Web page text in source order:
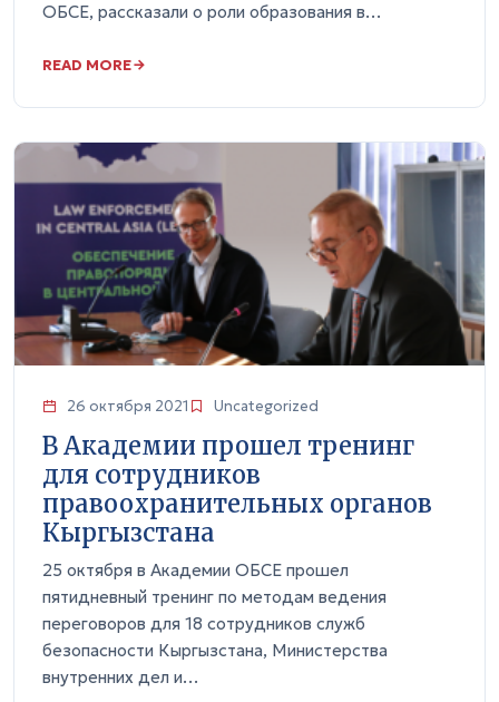
ОБСЕ, рассказали о роли образования в…
READ MORE
26 октября 2021 Uncategorized
В Академии прошел тренинг
для сотрудников
правоохранительных органов
Кыргызстана
25 октября в Академии ОБСЕ прошел
пятидневный тренинг по методам ведения
переговоров для 18 сотрудников служб
безопасности Кыргызстана, Министерства
внутренних дел и…